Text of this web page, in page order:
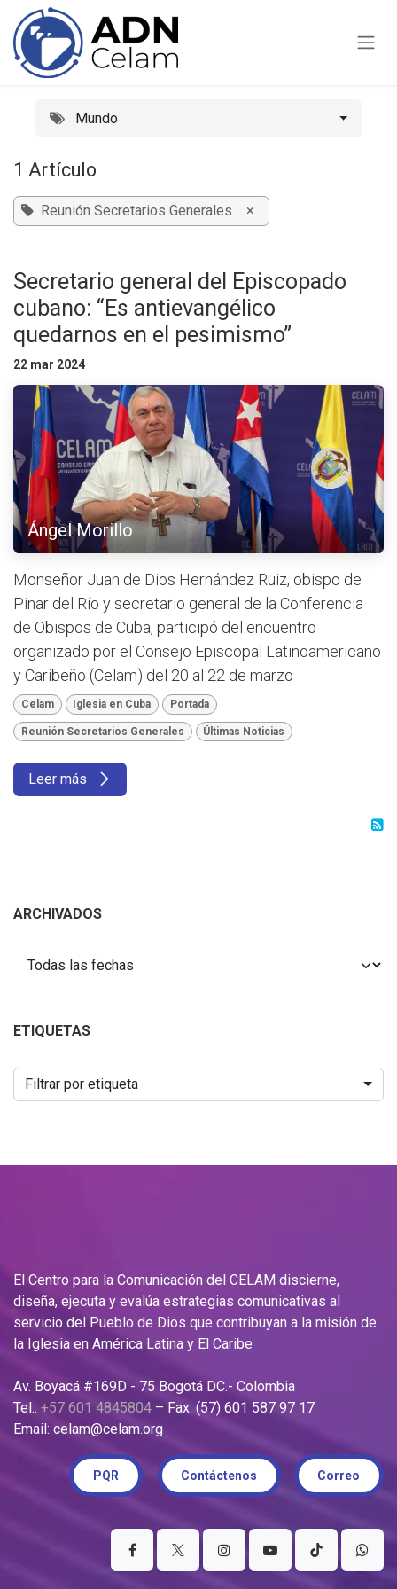
Ir al contenido
Mundo
1 Artículo
Reunión Secretarios Generales ×
Secretario general del Episcopado
cubano: “Es antievangélico
quedarnos en el pesimismo”
22 mar 2024
Ángel Morillo
Monseñor Juan de Dios Hernández Ruiz, obispo de
Pinar del Río y secretario general de la Conferencia
de Obispos de Cuba, participó del encuentro
organizado por el Consejo Episcopal Latinoamericano
y Caribeño (Celam) del 20 al 22 de marzo
Celam Iglesia en Cuba Portada
Reunión Secretarios Generales Últimas Noticias
Leer más
ARCHIVADOS
ETIQUETAS
Filtrar por etiqueta
El Centro para la Comunicación del CELAM discierne,
diseña, ejecuta y evalúa estrategias comunicativas al
servicio del Pueblo de Dios que contribuyan a la misión de
la Iglesia en América Latina y El Caribe
Av. Boyacá #169D - 75 Bogotá DC.- Colombia
Tel.: +57 601 4845804 – Fax: (57) 601 587 97 17
Email: celam@celam.org
PQR Contáctenos Correo